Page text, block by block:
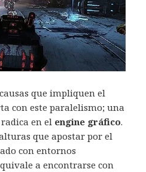
que impliquen el
con este paralelismo; una
en el engine gráfico.
que apostar por el
con entornos
a encontrarse con